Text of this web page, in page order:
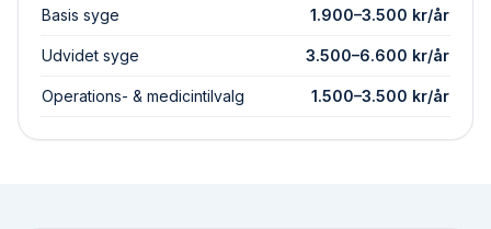
Basis syge 1.900–3.500 kr/år
Udvidet syge 3.500–6.600 kr/år
Operations- & medicintilvalg 1.500–3.500 kr/år